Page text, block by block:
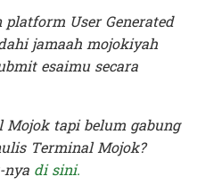
User Generated
jamaah mojokiyah
esaimu secara
tapi belum gabung
Terminal Mojok?
di sini.